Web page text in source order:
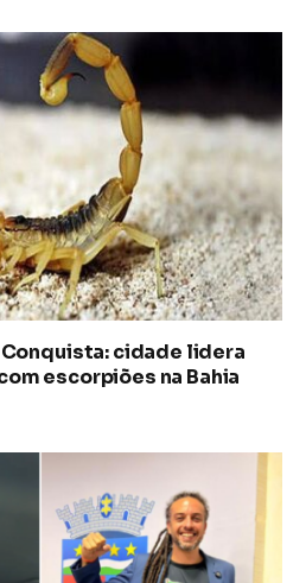
cidade lidera
escorpiões na Bahia